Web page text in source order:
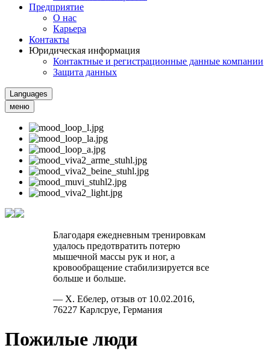
Предприятие
О нас
Карьера
Контакты
Юридическая информация
Контактные и регистрационные данные компании
Защита данных
Languages
меню
Благодаря ежедневным тренировкам
удалось предотвратить потерю
мышечной массы рук и ног, а
кровообращение стабилизируется все
больше и больше.
— Х. Ебелер, отзыв от 10.02.2016,
76227 Карлсруе, Германия
Пожилые люди